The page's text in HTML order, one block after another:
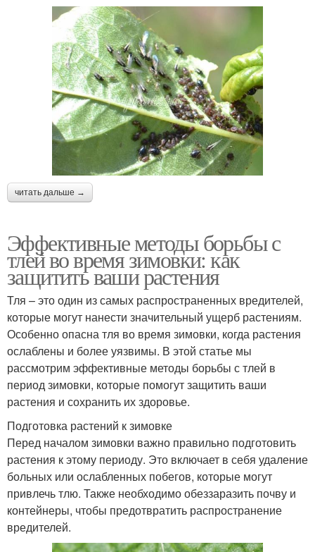
читать дальше →
Эффективные методы борьбы с
тлей во время зимовки: как
защитить ваши растения
Тля – это один из самых распространенных вредителей,
которые могут нанести значительный ущерб растениям.
Особенно опасна тля во время зимовки, когда растения
ослаблены и более уязвимы. В этой статье мы
рассмотрим эффективные методы борьбы с тлей в
период зимовки, которые помогут защитить ваши
растения и сохранить их здоровье.
Подготовка растений к зимовке
Перед началом зимовки важно правильно подготовить
растения к этому периоду. Это включает в себя удаление
больных или ослабленных побегов, которые могут
привлечь тлю. Также необходимо обеззаразить почву и
контейнеры, чтобы предотвратить распространение
вредителей.